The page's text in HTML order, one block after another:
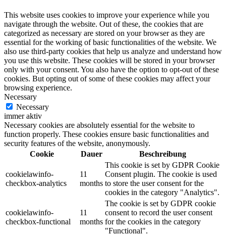
This website uses cookies to improve your experience while you
navigate through the website. Out of these, the cookies that are
categorized as necessary are stored on your browser as they are
essential for the working of basic functionalities of the website. We
also use third-party cookies that help us analyze and understand how
you use this website. These cookies will be stored in your browser
only with your consent. You also have the option to opt-out of these
cookies. But opting out of some of these cookies may affect your
browsing experience.
Necessary
Necessary
immer aktiv
Necessary cookies are absolutely essential for the website to
function properly. These cookies ensure basic functionalities and
security features of the website, anonymously.
Cookie
Dauer Beschreibung
cookielawinfo-
checkbox-analytics
11
months
This cookie is set by GDPR Cookie
Consent plugin. The cookie is used
to store the user consent for the
cookies in the category "Analytics".
cookielawinfo-
checkbox-functional
11
months
The cookie is set by GDPR cookie
consent to record the user consent
for the cookies in the category
"Functional".